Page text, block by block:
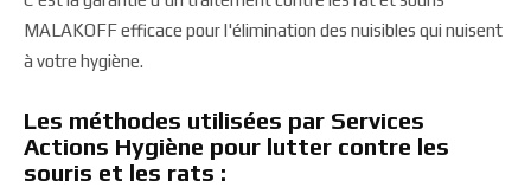
MALAKOFF efficace pour l'élimination des nuisibles qui nuisent
à votre hygiène.
Les méthodes utilisées par Services
Actions Hygiène pour lutter contre les
souris et les rats :